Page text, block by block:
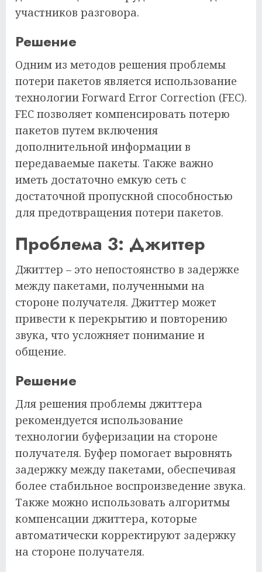
участников разговора.
Решение
Одним из методов решения проблемы
потери пакетов является использование
технологии Forward Error Correction (FEC).
FEC позволяет компенсировать потерю
пакетов путем включения
дополнительной информации в
передаваемые пакеты. Также важно
иметь достаточно емкую сеть с
достаточной пропускной способностью
для предотвращения потери пакетов.
Проблема 3: Джиттер
Джиттер – это непостоянство в задержке
между пакетами, полученными на
стороне получателя. Джиттер может
привести к перекрытию и повторению
звука, что усложняет понимание и
общение.
Решение
Для решения проблемы джиттера
рекомендуется использование
технологии буферизации на стороне
получателя. Буфер помогает выровнять
задержку между пакетами, обеспечивая
более стабильное воспроизведение звука.
Также можно использовать алгоритмы
компенсации джиттера, которые
автоматически корректируют задержку
на стороне получателя.